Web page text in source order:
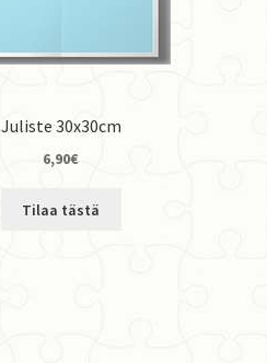
Juliste 30x30cm
6,90€
Tilaa tästä